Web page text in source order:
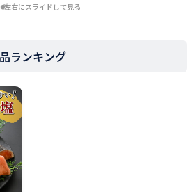
左右にスライドして見る
ランキング